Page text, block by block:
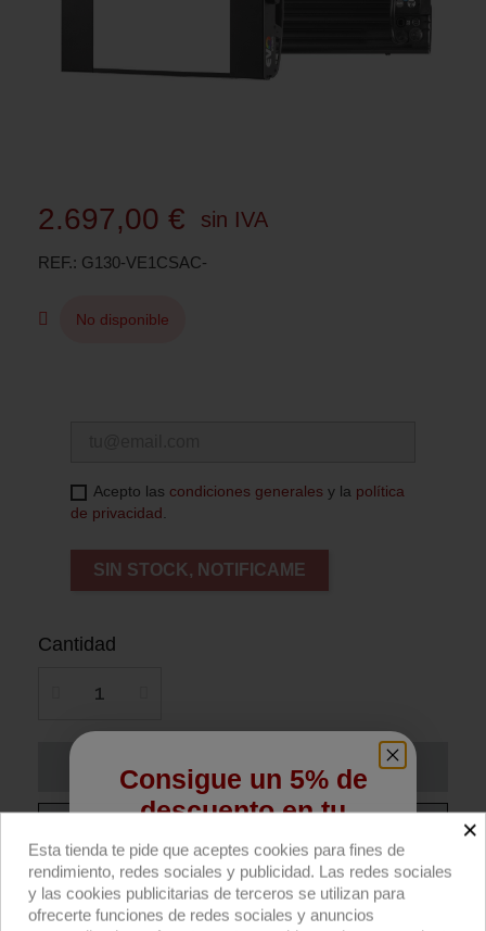
2.697,00 € sin IVA
REF. G130-VE1CSAC-
No disponible
Acepto las condiciones generales y la política
de privacidad.
SIN STOCK, NOTIFICAME
Cantidad
Añadir al carrito
Panel LED Evo 1 Color Studio 112W AC MO
IP51 de Velvet.
×
Esta tienda te pide que aceptes cookies para fines de
rendimiento, redes sociales y publicidad. Las redes sociales
y las cookies publicitarias de terceros se utilizan para
ofrecerte funciones de redes sociales y anuncios
Consigue un 5% de
descuento en tu
primera compra
Regístrate para recibir el descuento.
Email